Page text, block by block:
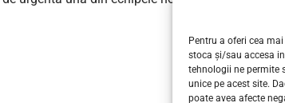
Pentru a oferi cea
stoca și/sau accesa
tehnologii ne permite
unice pe acest site.
poate avea afecte